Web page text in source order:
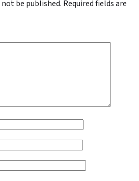
be published. Required fields are